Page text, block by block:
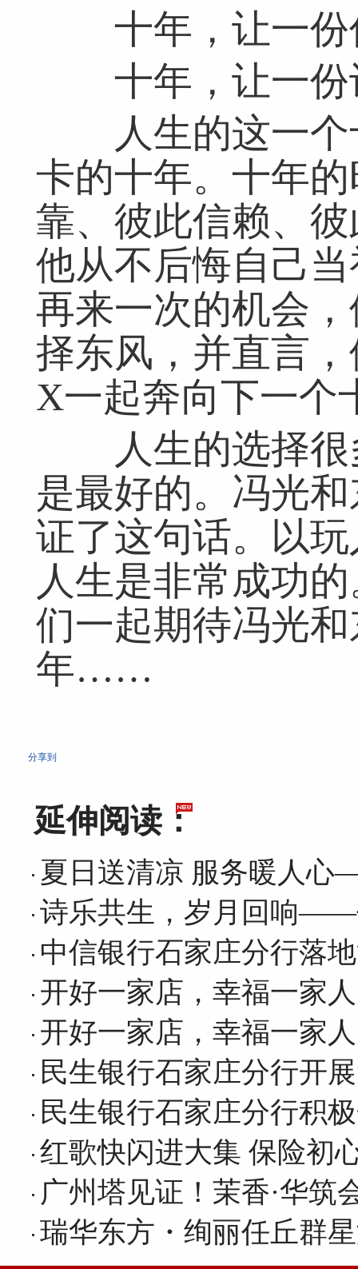
十年，让一份
十年，让一份
人生的这一个
卡的十年。十年
靠、彼此信赖、
他从不后悔自己
再来一次的机会
择东风，并直言
X一起奔向下一个
人生的选择很
是最好的。冯光
证了这句话。以
人生是非常成功
们一起期待冯光
年……
分享到
延伸阅读：
夏日送清凉 服务暖人
诗乐共生，岁月回响——
中信银行石家庄分行落
开好一家店，幸福一家
开好一家店，幸福一家
民生银行石家庄分行开
民生银行石家庄分行积
红歌快闪进大集 保险
广州塔见证！茉香·华筑
瑞华东方・绚丽任丘群